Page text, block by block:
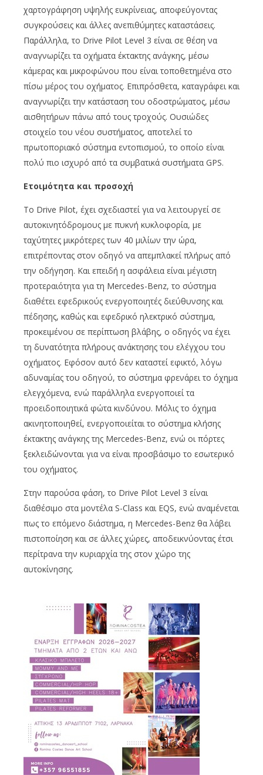
χαρτογράφηση υψηλής ευκρίνειας, αποφεύγοντας
συγκρούσεις και άλλες ανεπιθύμητες καταστάσεις.
Παράλληλα, το Drive Pilot Level 3 είναι σε θέση να
αναγνωρίζει τα οχήματα έκτακτης ανάγκης, μέσω
κάμερας και μικροφώνου που είναι τοποθετημένα στο
πίσω μέρος του οχήματος. Επιπρόσθετα, καταγράφει και
αναγνωρίζει την κατάσταση του οδοστρώματος, μέσω
αισθητήρων πάνω από τους τροχούς. Ουσιώδες
στοιχείο του νέου συστήματος, αποτελεί το
πρωτοποριακό σύστημα εντοπισμού, το οποίο είναι
πολύ πιο ισχυρό από τα συμβατικά συστήματα GPS.
Ετοιμότητα και προσοχή
Το Drive Pilot, έχει σχεδιαστεί για να λειτουργεί σε
αυτοκινητόδρομους με πυκνή κυκλοφορία, με
ταχύτητες μικρότερες των 40 μιλίων την ώρα,
επιτρέποντας στον οδηγό να απεμπλακεί πλήρως από
την οδήγηση. Και επειδή η ασφάλεια είναι μέγιστη
προτεραιότητα για τη Mercedes-Benz, το σύστημα
διαθέτει εφεδρικούς ενεργοποιητές διεύθυνσης και
πέδησης, καθώς και εφεδρικό ηλεκτρικό σύστημα,
προκειμένου σε περίπτωση βλάβης, ο οδηγός να έχει
τη δυνατότητα πλήρους ανάκτησης του ελέγχου του
οχήματος. Εφόσον αυτό δεν καταστεί εφικτό, λόγω
αδυναμίας του οδηγού, το σύστημα φρενάρει το όχημα
ελεγχόμενα, ενώ παράλληλα ενεργοποιεί τα
προειδοποιητικά φώτα κινδύνου. Μόλις το όχημα
ακινητοποιηθεί, ενεργοποιείται το σύστημα κλήσης
έκτακτης ανάγκης της Mercedes-Benz, ενώ οι πόρτες
ξεκλειδώνονται για να είναι προσβάσιμο το εσωτερικό
του οχήματος.
Στην παρούσα φάση, το Drive Pilot Level 3 είναι
διαθέσιμο στα μοντέλα S-Class και EQS, ενώ αναμένεται
πως το επόμενο διάστημα, η Mercedes-Benz θα λάβει
πιστοποίηση και σε άλλες χώρες, αποδεικνύοντας έτσι
περίτρανα την κυριαρχία της στον χώρο της
αυτοκίνησης.